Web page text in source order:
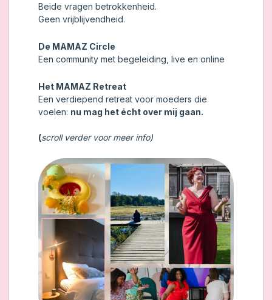
Beide vragen betrokkenheid.
Geen vrijblijvendheid.
De MAMAZ Circle
Een community met begeleiding, live en online
Het MAMAZ Retreat
Een verdiepend retreat voor moeders die
voelen: nu mag het écht over mij gaan.
(scroll verder voor meer info)